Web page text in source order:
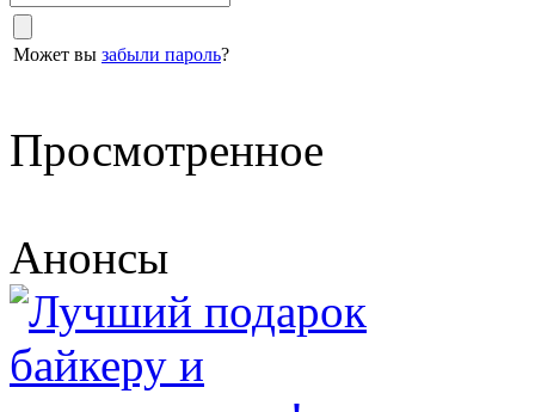
Может вы забыли пароль?
Просмотренное
Анонсы